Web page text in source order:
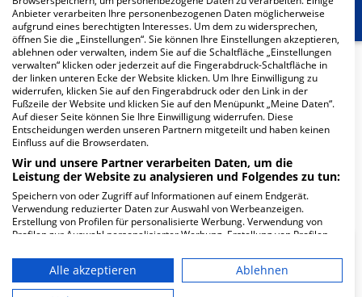
Start Für die Klinik Mehr Informationen
Herzlich Willkommen
MVZ für ganzheitl. Diagnostik & Therapie in der
Wäldenbronner Str. 25 ist ein medizinisches
Versorgungszentrum in Esslingen.
Mehr Informationen
FAQ
Anbieter verarbeiten Ihre personenbezogenen Daten möglicherweise
aufgrund eines berechtigten Interesses. Um dem zu widersprechen,
öffnen Sie die „Einstellungen“. Sie können Ihre Einstellungen akzeptieren,
ablehnen oder verwalten, indem Sie auf die Schaltfläche „Einstellungen
verwalten“ klicken oder jederzeit auf die Fingerabdruck-Schaltfläche in
der linken unteren Ecke der Website klicken. Um Ihre Einwilligung zu
widerrufen, klicken Sie auf den Fingerabdruck oder den Link in der
Fußzeile der Website und klicken Sie auf den Menüpunkt „Meine Daten“.
Auf dieser Seite können Sie Ihre Einwilligung widerrufen. Diese
Entscheidungen werden unseren Partnern mitgeteilt und haben keinen
Einfluss auf die Browserdaten.
Wir und unsere Partner verarbeiten Daten, um die
Leistung der Website zu analysieren und Folgendes zu tun:
Speichern von oder Zugriff auf Informationen auf einem Endgerät.
Verwendung reduzierter Daten zur Auswahl von Werbeanzeigen.
Erstellung von Profilen für personalisierte Werbung. Verwendung von
Profilen zur Auswahl personalisierter Werbung. Erstellung von Profilen
personalisierter Inhalte. Messung der Werbeleistung. Messung der
Performance von Inhalten. Analyse von Zielgruppen durch Statistiken
oder Kombinationen von Daten aus verschiedenen Quellen. Entwicklung
Alle akzeptieren
Ablehnen